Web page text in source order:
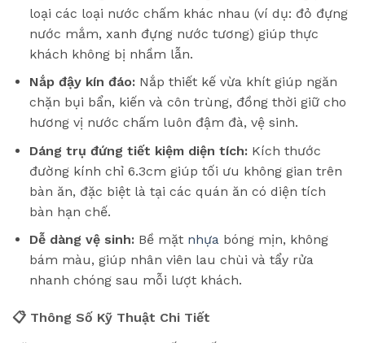
loại các loại nước chấm khác nhau (ví dụ: đỏ đựng
nước mắm, xanh đựng nước tương) giúp thực
khách không bị nhầm lẫn.
Nắp đậy kín đáo:Nắp thiết kế vừa khít giúp ngăn
chặn bụi bẩn, kiến và côn trùng, đồng thời giữ cho
hương vị nước chấm luôn đậm đà, vệ sinh.
Dáng trụ đứng tiết kiệm diện tích:Kích thước
đường kính chỉ 6.3cm giúp tối ưu không gian trên
bàn ăn, đặc biệt là tại các quán ăn có diện tích
bàn hạn chế.
Dễ dàng vệ sinh:Bề mặt nhựabóng mịn, không
bám màu, giúp nhân viên lau chùi và tẩy rửa
nhanh chóng sau mỗi lượt khách.
📋 Thông Số Kỹ Thuật Chi Tiết